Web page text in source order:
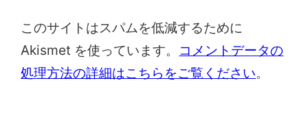
このサイトはスパムを低減するために
Akismet を使っています。
コメントデータの
処理方法の詳細はこちらをご覧ください。